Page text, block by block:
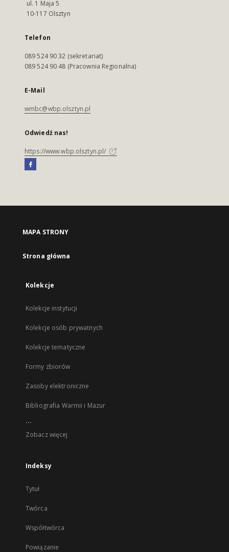
ul. 1 Maja 5
10-117 Olsztyn
Telefon
089 524 90 32 (sekretariat)
089 524 90 48 (Pracownia Regionalna)
E-Mail
wmbc@wbp.olsztyn.pl
Odwiedź nas!
https://www.wbp.olsztyn.pl/
MAPA STRONY
Strona główna
Kolekcje
Kolekcje instytucji
Kolekcje osób prywatnych
Kolekcje tematyczne
Formy zbiorów
Zasoby elektroniczne
Bibliografia Warmii i Mazur
...
Zobacz więcej
Indeksy
Tytuł
Twórca
Współtwórca
Powiązanie